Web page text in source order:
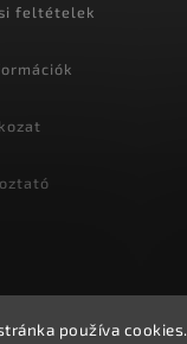
používa cookies.
feltételek